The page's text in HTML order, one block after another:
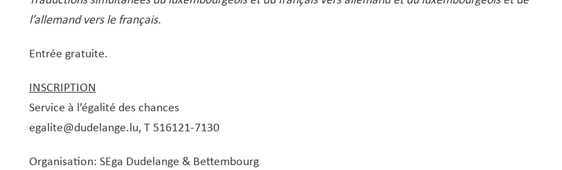
l’allemand vers le français.
Entrée gratuite.
INSCRIPTION
Service à l’égalité des chances
egalite@dudelange.lu, T 516121-7130
Organisation: SEga Dudelange & Bettembourg